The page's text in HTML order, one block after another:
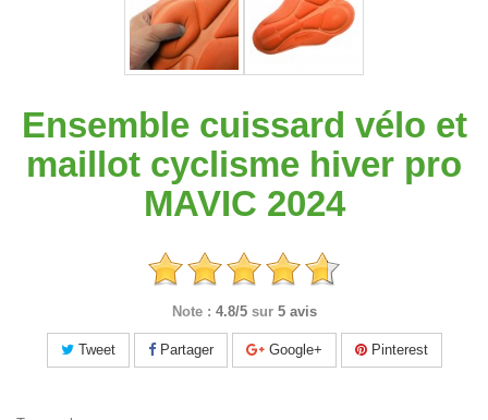
Ensemble cuissard vélo et
maillot cyclisme hiver pro
MAVIC 2024
Note : 4.8/5 sur 5 avis
Tweet Partager Google+ Pinterest